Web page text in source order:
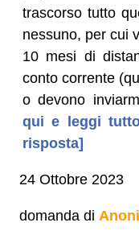
trascorso tutto
nessuno, per cui
10 mesi di
conto corrente
o devono
qui e leggi
risposta]
24 Ottobre 2023
domanda di